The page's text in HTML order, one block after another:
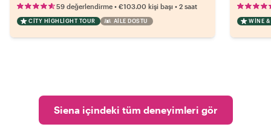
59 değerlendirme • €103.00 kişi başı • 2 saat
CITY HIGHLIGHT TOUR AILE DOSTU WINE &
Siena içindeki tüm deneyimleri gör